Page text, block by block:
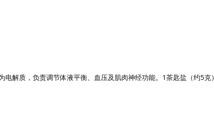
电解质，负责调节体液平衡、血压及肌肉神经功能。1茶匙盐（约5克）